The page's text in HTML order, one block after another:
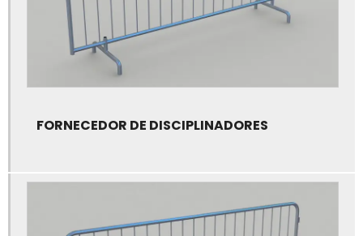
Fábrica de tendas personalizadas
Fabricação de tendas
Fabricante de disciplinadores
FORNECEDOR DE DISCIPLINADORES